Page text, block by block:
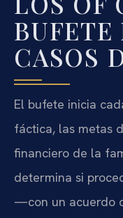
BUFETE
CASOS
El bufete inicia
fáctica, las metas
financiero de la
determina si
—con un acuerdo